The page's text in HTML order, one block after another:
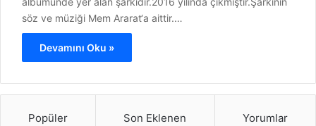
söz ve müziği Mem Ararat‘a aittir.…
Devamını Oku »
Popüler Son Eklenen Yorumlar